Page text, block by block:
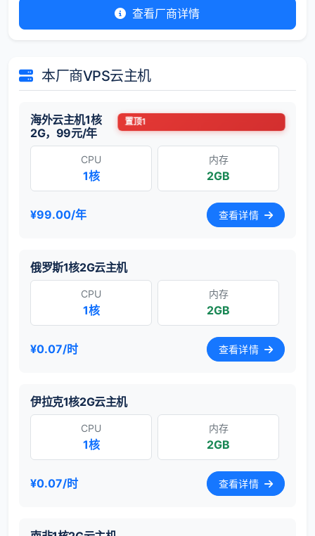
查看厂商详情
本厂商VPS云主机
海外云主机1核
2G，99元/年
置顶1
CPU
1核
内存
2GB
¥99.00/年 查看详情
俄罗斯1核2G云主机
CPU
1核
内存
2GB
¥0.07/时 查看详情
伊拉克1核2G云主机
CPU
1核
内存
2GB
¥0.07/时 查看详情